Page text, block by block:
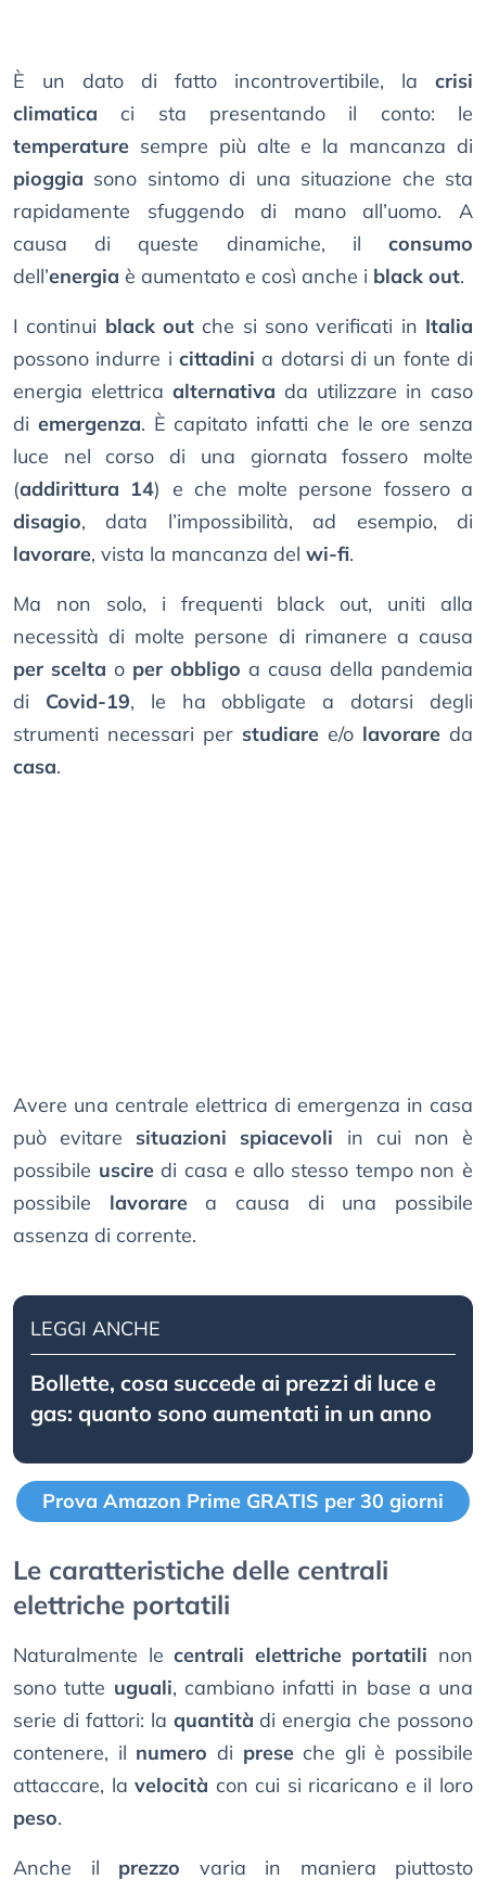
È un dato di fatto incontrovertibile, la crisi
climatica ci sta presentando il conto: le
temperature sempre più alte e la mancanza di
pioggia sono sintomo di una situazione che sta
rapidamente sfuggendo di mano all’uomo. A
causa di queste dinamiche, il consumo
dell’energia è aumentato e così anche i black out.
I continui black out che si sono verificati in Italia
possono indurre i cittadini a dotarsi di un fonte di
energia elettrica alternativa da utilizzare in caso
di emergenza. È capitato infatti che le ore senza
luce nel corso di una giornata fossero molte
(addirittura 14) e che molte persone fossero a
disagio, data l’impossibilità, ad esempio, di
lavorare, vista la mancanza del wi-fi.
Ma non solo, i frequenti black out, uniti alla
necessità di molte persone di rimanere a causa
per scelta o per obbligo a causa della pandemia
di Covid-19, le ha obbligate a dotarsi degli
strumenti necessari per studiare e/o lavorare da
casa.
Avere una centrale elettrica di emergenza in casa
può evitare situazioni spiacevoli in cui non è
possibile usciredi casa e allo stesso tempo non è
possibile lavorarea causa di una possibile
assenza di corrente.
LEGGI ANCHE
Bollette, cosa succede ai prezzi di luce e
gas: quanto sono aumentati in un anno
Prova Amazon Prime GRATIS per 30 giorni
Le caratteristiche delle centrali
elettriche portatili
Naturalmente lecentrali elettriche portatili non
sono tutte uguali, cambiano infatti in base a una
serie di fattori: la quantità di energia che possono
contenere, il numero di preseche gli è possibile
attaccare, lavelocità con cui si ricaricano e il loro
peso.
Anche il prezzo varia in maniera piuttosto